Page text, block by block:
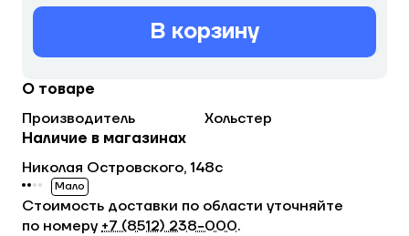
В корзину
О товаре
Производитель
Хольстер
Стоимость доставки по области уточняйте
по номеру +7 (8512) 238−000.
Наличие в магазинах
Николая Островского, 148с
Мало